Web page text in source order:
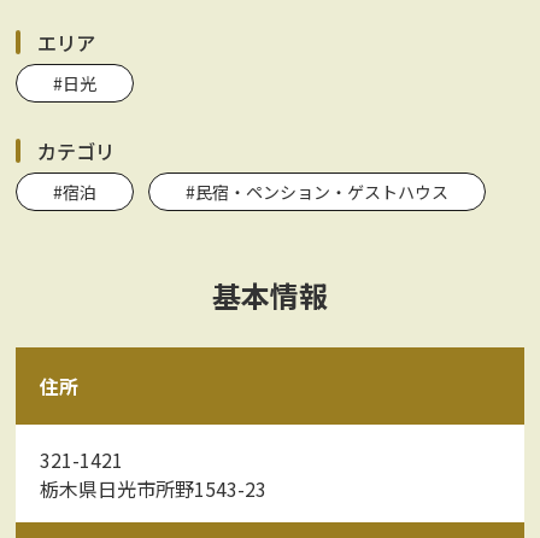
エリア
#日光
カテゴリ
#宿泊 #民宿・ペンション・ゲストハウス
基本情報
住所
321-1421
栃木県日光市所野1543-23